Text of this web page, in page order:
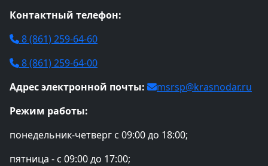
Контактный телефон:
8 (861) 259-64-60
8 (861) 259-64-00
Адрес электронной почты:
msrsp@krasnodar.ru
Режим работы:
понедельник-четверг с 09:00 до 18:00;
пятница - с 09:00 до 17:00;